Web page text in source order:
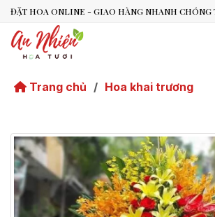
Trang chủ / Hoa khai trương
An Nhiên Flowers
Vừa xong
Bạn có thể để lại yêu cầu, mình sẽ phản hồi sớm.